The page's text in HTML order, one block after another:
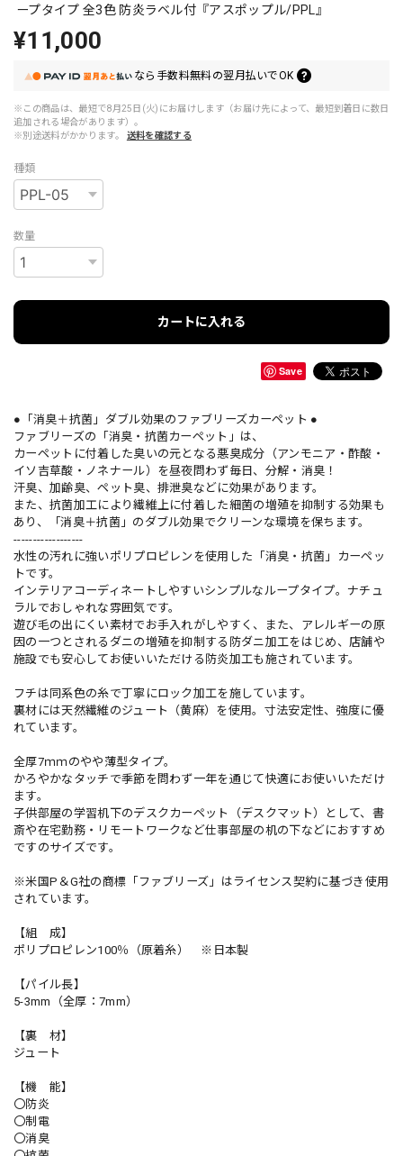
ープタイプ 全3色 防炎ラベル付『アスポップル/PPL』
¥11,000
なら 手数料無料の翌月払いでOK
※この商品は、最短で8月25日(火)にお届けします（お届け先によって、最短到着日に数日
追加される場合があります）。
※別途送料がかかります。
送料を確認する
種類
数量
カートに入れる
Save
●「消臭＋抗菌」ダブル効果のファブリーズカーペット ●
ファブリーズの「消臭・抗菌カーペット」は、
カーペットに付着した臭いの元となる悪臭成分（アンモニア・酢酸・
イソ吉草酸・ノネナール）を昼夜問わず毎日、分解・消臭！
汗臭、加齢臭、ペット臭、排泄臭などに効果があります。
また、抗菌加工により繊維上に付着した細菌の増殖を抑制する効果も
あり、「消臭＋抗菌」のダブル効果でクリーンな環境を保ちます。
------------------
水性の汚れに強いポリプロピレンを使用した「消臭・抗菌」カーペッ
トです。
インテリアコーディネートしやすいシンプルなループタイプ。ナチュ
ラルでおしゃれな雰囲気です。
遊び毛の出にくい素材でお手入れがしやすく、また、アレルギーの原
因の一つとされるダニの増殖を抑制する防ダニ加工をはじめ、店舗や
施設でも安心してお使いいただける防炎加工も施されています。
フチは同系色の糸で丁寧にロック加工を施しています。
裏材には天然繊維のジュート（黄麻）を使用。寸法安定性、強度に優
れています。
全厚7ｍｍのやや薄型タイプ。
かろやかなタッチで季節を問わず一年を通じて快適にお使いいただけ
ます。
子供部屋の学習机下のデスクカーペット（デスクマット）として、書
斎や在宅勤務・リモートワークなど仕事部屋の机の下などにおすすめ
ですのサイズです。
※米国P＆G社の商標「ファブリーズ」はライセンス契約に基づき使用
されています。
【組 成】
ポリプロピレン100％（原着糸） ※日本製
【パイル長】
5-3mm（全厚：7mm）
【裏 材】
ジュート
【機 能】
〇防炎
〇制電
〇消臭